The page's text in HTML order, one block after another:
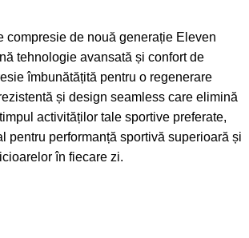
compresie de nouă generație Eleven
tehnologie avansată și confort de
îmbunătățită pentru o regenerare
și design seamless care elimină
activităților tale sportive preferate,
pentru performanță sportivă superioară și
în fiecare zi.